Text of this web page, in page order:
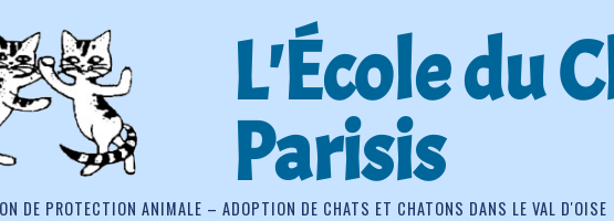
L'École du
Parisis
DE PROTECTION ANIMALE – ADOPTION DE CHATS ET CHATONS DANS LE VAL D'OISE